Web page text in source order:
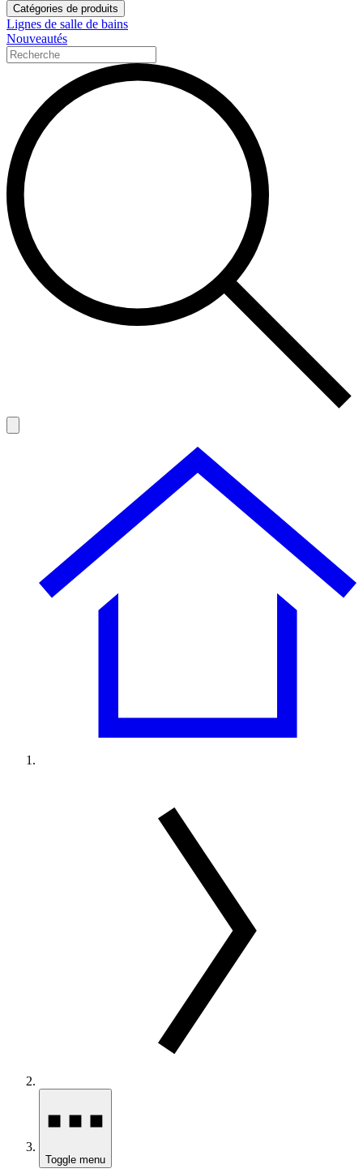
Catégories de produits
Lignes de salle de bains
Nouveautés
Toggle menu